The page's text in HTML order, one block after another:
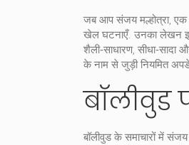
जब आपसंजय मल्होत्रा, एक
खेल घटनाएँ. उनका लेखन
शैली‑साधारण,
के नाम से जुड़ी नियमित
बॉलीवुड
बॉलीवुड के समाचारों में संजय